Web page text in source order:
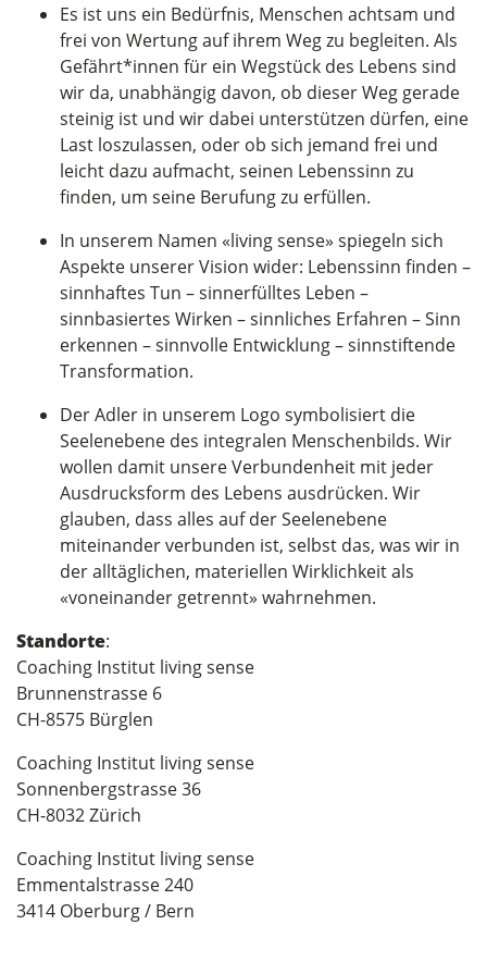
Es ist uns ein Bedürfnis, Menschen achtsam und
frei von Wertung auf ihrem Weg zu begleiten. Als
Gefährt*innen für ein Wegstück des Lebens sind
wir da, unabhängig davon, ob dieser Weg gerade
steinig ist und wir dabei unterstützen dürfen, eine
Last loszulassen, oder ob sich jemand frei und
leicht dazu aufmacht, seinen Lebenssinn zu
finden, um seine Berufung zu erfüllen.
In unserem Namen «living sense» spiegeln sich
Aspekte unserer Vision wider: Lebenssinn finden –
sinnhaftes Tun – sinnerfülltes Leben –
sinnbasiertes Wirken – sinnliches Erfahren – Sinn
erkennen – sinnvolle Entwicklung – sinnstiftende
Transformation.
Der Adler in unserem Logo symbolisiert die
Seelenebene des integralen Menschenbilds. Wir
wollen damit unsere Verbundenheit mit jeder
Ausdrucksform des Lebens ausdrücken. Wir
glauben, dass alles auf der Seelenebene
miteinander verbunden ist, selbst das, was wir in
der alltäglichen, materiellen Wirklichkeit als
«voneinander getrennt» wahrnehmen.
Standorte:
Coaching Institut living sense
Brunnenstrasse 6
CH-8575 Bürglen
Coaching Institut living sense
Sonnenbergstrasse 36
CH-8032 Zürich
Coaching Institut living sense
Emmentalstrasse 240
3414 Oberburg / Bern